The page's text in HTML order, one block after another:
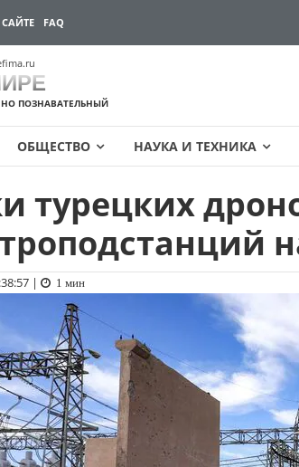
FAQ
ПОЗНАВАТЕЛЬНЫЙ
ОБЩЕСТВО НАУКА И ТЕХНИКА
турецких
| 1 мин